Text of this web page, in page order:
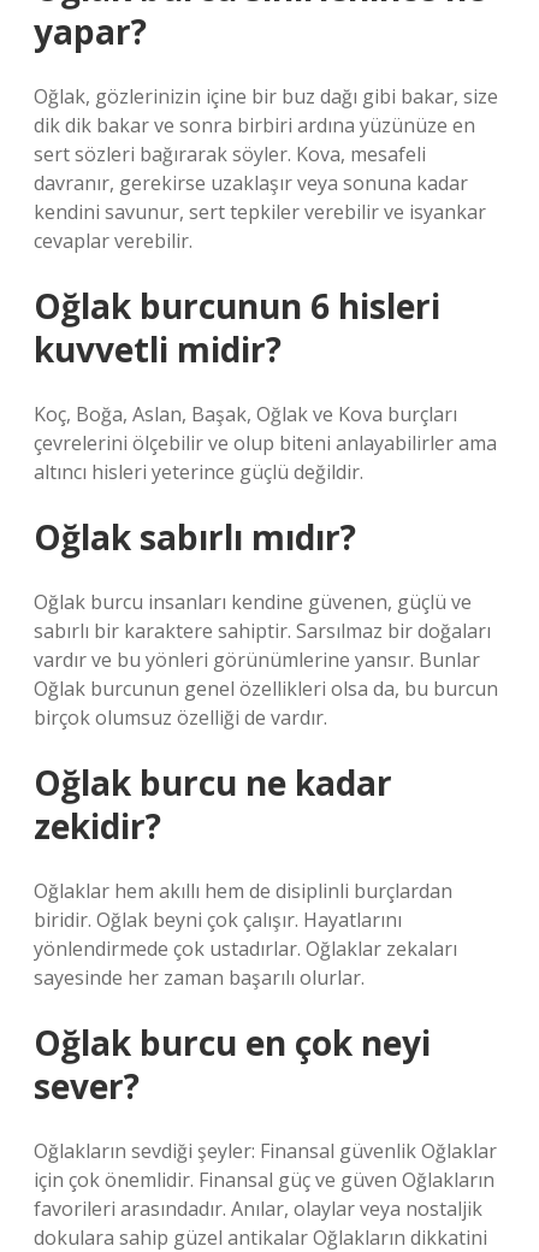
yapar?
Oğlak, gözlerinizin içine bir buz dağı gibi bakar, size
dik dik bakar ve sonra birbiri ardına yüzünüze en
sert sözleri bağırarak söyler. Kova, mesafeli
davranır, gerekirse uzaklaşır veya sonuna kadar
kendini savunur, sert tepkiler verebilir ve isyankar
cevaplar verebilir.
Oğlak burcunun 6 hisleri
kuvvetli midir?
Koç, Boğa, Aslan, Başak, Oğlak ve Kova burçları
çevrelerini ölçebilir ve olup biteni anlayabilirler ama
altıncı hisleri yeterince güçlü değildir.
Oğlak sabırlı mıdır?
Oğlak burcu insanları kendine güvenen, güçlü ve
sabırlı bir karaktere sahiptir. Sarsılmaz bir doğaları
vardır ve bu yönleri görünümlerine yansır. Bunlar
Oğlak burcunun genel özellikleri olsa da, bu burcun
birçok olumsuz özelliği de vardır.
Oğlak burcu ne kadar
zekidir?
Oğlaklar hem akıllı hem de disiplinli burçlardan
biridir. Oğlak beyni çok çalışır. Hayatlarını
yönlendirmede çok ustadırlar. Oğlaklar zekaları
sayesinde her zaman başarılı olurlar.
Oğlak burcu en çok neyi
sever?
Oğlakların sevdiği şeyler: Finansal güvenlik Oğlaklar
için çok önemlidir. Finansal güç ve güven Oğlakların
favorileri arasındadır. Anılar, olaylar veya nostaljik
dokulara sahip güzel antikalar Oğlakların dikkatini